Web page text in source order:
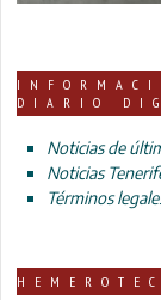
DIARIO
Noticias de
Noticias
Términos